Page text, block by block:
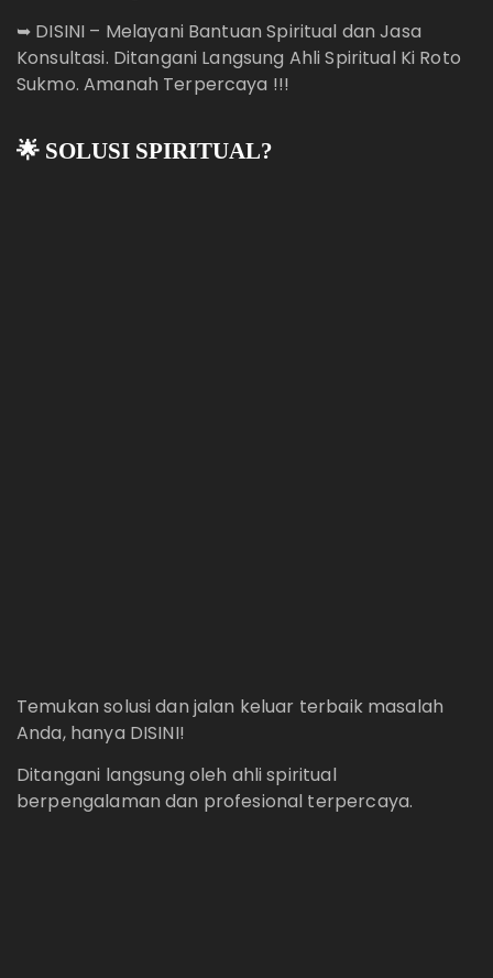
➥ DISINI – Melayani Bantuan Spiritual dan Jasa
Konsultasi. Ditangani Langsung Ahli Spiritual Ki Roto
Sukmo. Amanah Terpercaya !!!
🌟 SOLUSI SPIRITUAL?
Temukan solusi dan jalan keluar terbaik masalah
Anda, hanya DISINI!
Ditangani langsung oleh ahli spiritual
berpengalaman dan profesional terpercaya.